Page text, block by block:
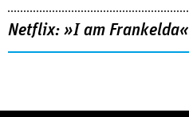
Netflix: »I am Frankelda«